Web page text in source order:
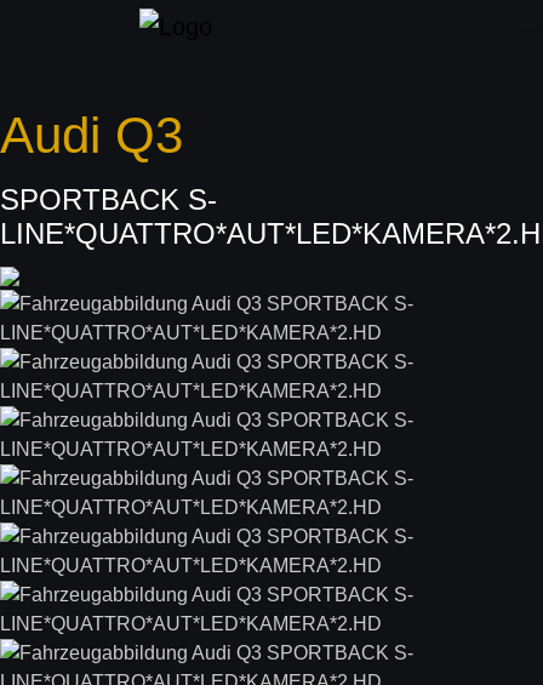
Audi Q3
SPORTBACK S-